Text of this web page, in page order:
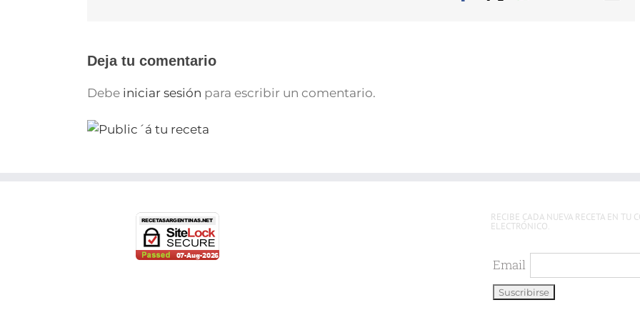
Deja tu comentario
Debe iniciar sesión para escribir un comentario.
RECIBE CADA NUEVA RECETA EN TU
ELECTRÓNICO.
Email